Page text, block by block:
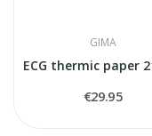
GIMA
€29.95